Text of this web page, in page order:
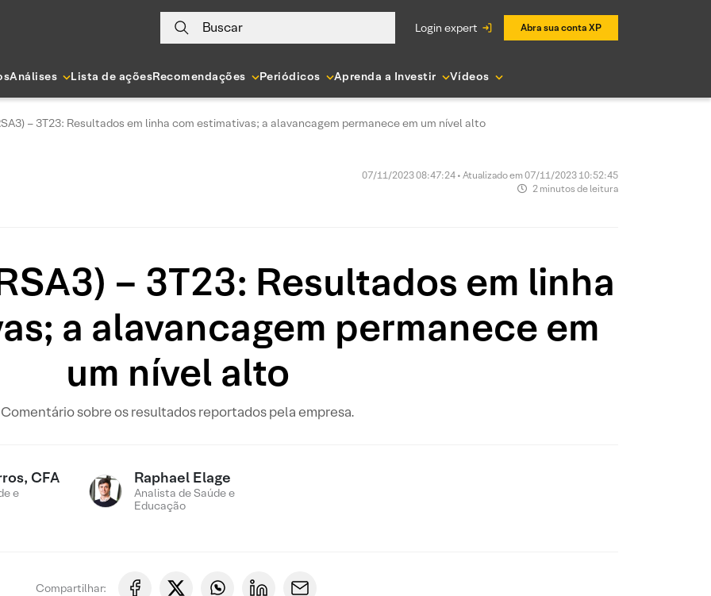
Buscar login expert Abra sua conta XP
Análises Lista de açõesRecomendações Periódicos Aprenda a Investir Vídeos
– 3T23: Resultados em linha com estimativas; a alavancagem permanece em um nível alto
07/11/2023 08:47:24 • Atualizado em 07/11/2023 10:52:45
2 minutos de leitura
– 3T23: Resultados em linha
a alavancagem permanece em
um nível alto
Comentário sobre os resultados reportados pela empresa.
CFA
e
Raphael Elage
Analista de Saúde e
Educação
Compartilhar: